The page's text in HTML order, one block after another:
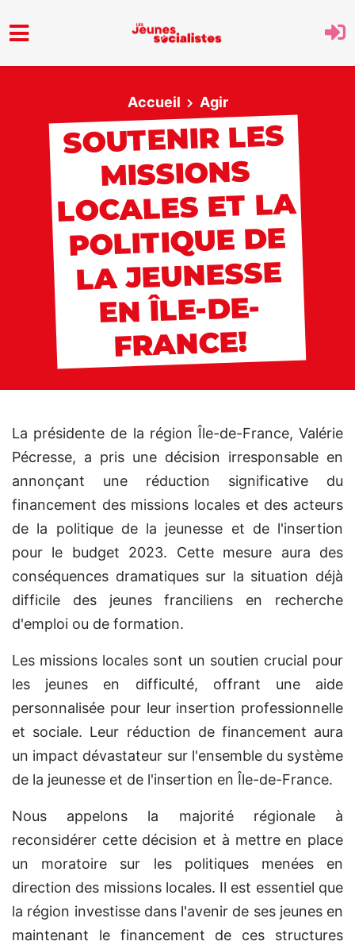
Accueil
Agir
SOUTENIR LES
MISSIONS
LOCALES ET LA
POLITIQUE DE
LA JEUNESSE
EN ÎLE-DE-
FRANCE!
La présidente de la région Île-de-France, Valérie
Pécresse, a pris une décision irresponsable en
annonçant une réduction significative du
financement des missions locales et des acteurs
de la politique de la jeunesse et de l'insertion
pour le budget 2023. Cette mesure aura des
conséquences dramatiques sur la situation déjà
difficile des jeunes franciliens en recherche
d'emploi ou de formation.
Les missions locales sont un soutien crucial pour
les jeunes en difficulté, offrant une aide
personnalisée pour leur insertion professionnelle
et sociale. Leur réduction de financement aura
un impact dévastateur sur l'ensemble du système
de la jeunesse et de l'insertion en Île-de-France.
Nous appelons la majorité régionale à
reconsidérer cette décision et à mettre en place
un moratoire sur les politiques menées en
direction des missions locales. Il est essentiel que
la région investisse dans l'avenir de ses jeunes en
maintenant le financement de ces structures